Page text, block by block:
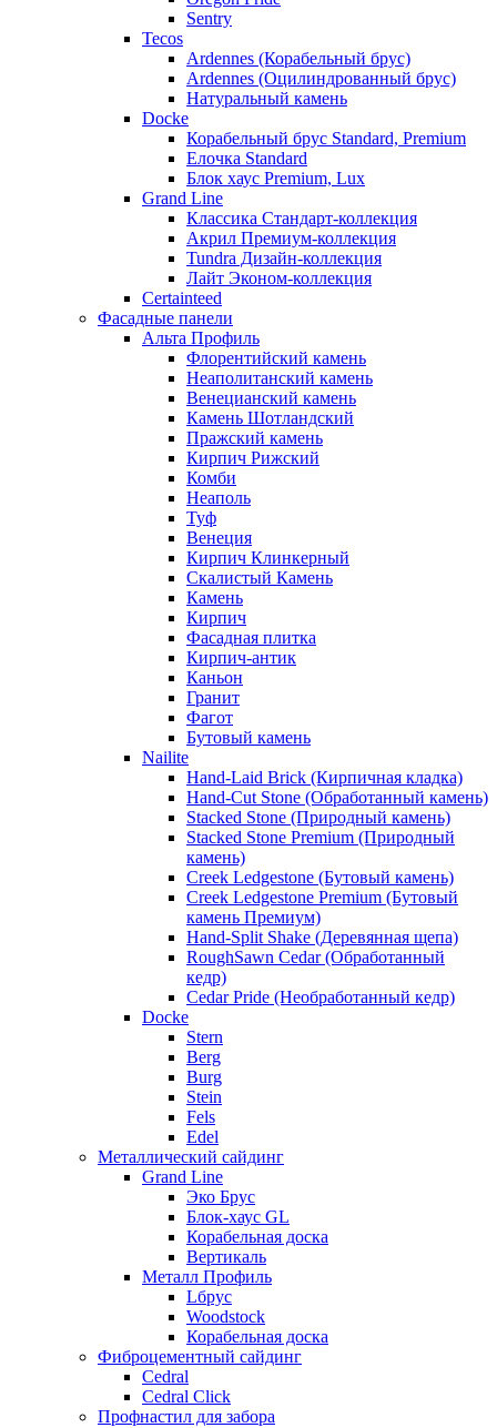
Sentry
Tecos
Ardennes (Корабельный брус)
Ardennes (Оцилиндрованный брус)
Натуральный камень
Docke
Корабельный брус Standard, Premium
Елочка Standard
Блок хаус Premium, Lux
Grand Line
Классика Стандарт-коллекция
Акрил Премиум-коллекция
Tundra Дизайн-коллекция
Лайт Эконом-коллекция
Certainteed
Фасадные панели
Альта Профиль
Флорентийский камень
Неаполитанский камень
Венецианский камень
Камень Шотландский
Пражский камень
Кирпич Рижский
Комби
Неаполь
Туф
Венеция
Кирпич Клинкерный
Скалистый Камень
Камень
Кирпич
Фасадная плитка
Кирпич-антик
Каньон
Гранит
Фагот
Бутовый камень
Nailite
Hand-Laid Brick (Кирпичная кладка)
Hand-Cut Stone (Обработанный камень)
Stacked Stone (Природный камень)
Stacked Stone Premium (Природный
камень)
Creek Ledgestone (Бутовый камень)
Creek Ledgestone Premium (Бутовый
камень Премиум)
Hand-Split Shake (Деревянная щепа)
RoughSawn Cedar (Обработанный
кедр)
Cedar Pride (Необработанный кедр)
Docke
Stern
Berg
Burg
Stein
Fels
Edel
Металлический сайдинг
Grand Line
Эко Брус
Блок-хаус GL
Корабельная доска
Вертикаль
Металл Профиль
Lбрус
Woodstock
Корабельная доска
Фиброцементный сайдинг
Cedral
Cedral Click
Профнастил для забора